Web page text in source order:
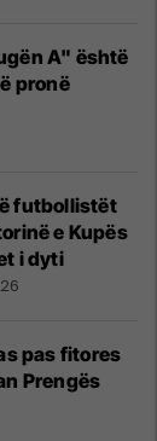
A" është
pronë
futbollistët
e Kupës
i dyti
pas fitores
Prengës